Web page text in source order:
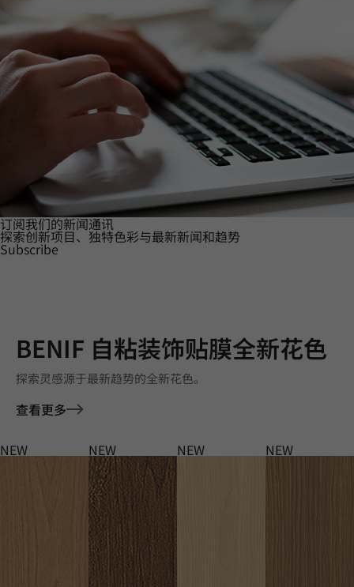
订阅我们的新闻通讯
探索创新项目、独特色彩与最新新闻和趋势
Subscribe
BENIF 自粘装饰贴膜全新花色
探索灵感源于最新趋势的全新花色。
查看更多
NEW NEW NEW NEW